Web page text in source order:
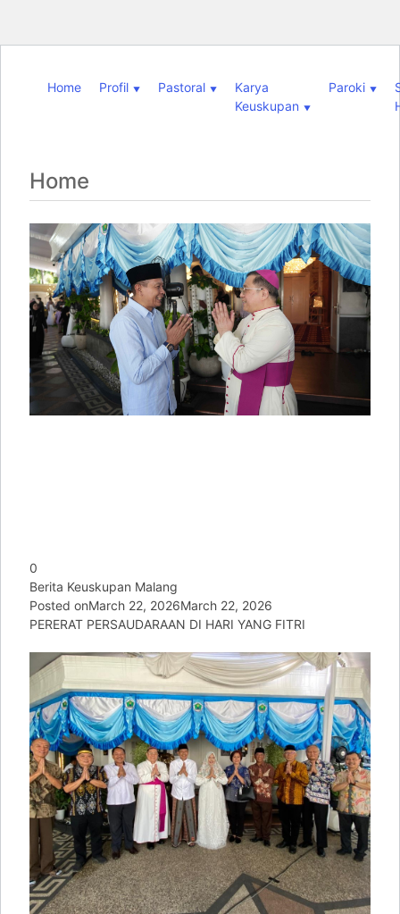
Home Profil Pastoral
Karya
Keuskupan
Paroki
Home
0
Berita Keuskupan Malang
Posted onMarch 22, 2026March 22, 2026
PERERAT PERSAUDARAAN DI HARI YANG FITRI